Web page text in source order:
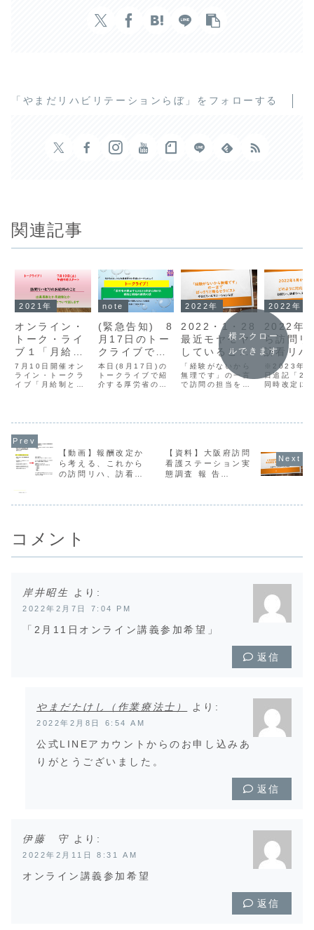
「やまだリハビリテーションらぼ」をフォローする
関連記事
2021年
オンライン・
トーク・ライ
ブ１「月給制
と出来高制」
訪問リハ系の
お給料のこと
7月10日開催オン
ライン・トークラ
イブ「月給制と出
note
(緊急告知) 8
月17日のトー
クライブで紹
介する厚労省
資料へのリン
ク
本日(8月17日)の
トークライブで紹
介する厚労省の資
連携のことトーク
ライブは終了しま
した動画は以下に
掲載しています。
2022年
2022・1・28
最近モヤモヤ
していること
「小児領域の
訪問のこと」
「経験がないから
無理です」の一言
で訪問の担当を断
2022年
2022年4
ら訪問リ
訪看リハ
所リハの
が始まり
ね
※2023年3
日追記「
同時改定に
リハビリテ
ンの在り方
ここから本
横スクロー
ルできます
【動画】報酬改定か
ら考える、これから
の訪問リハ、訪看リ
【資料】大阪府訪問
看護ステーション実
態調査 報 告
コメント
岸井昭生 より:
2022年2月7日 7:04 PM
「2月11日オンライン講義参加希望」
返信
やまだたけし（作業療法士） より:
2022年2月8日 6:54 AM
公式LINEアカウントからのお申し込みあ
りがとうございました。
返信
伊藤 守 より:
2022年2月11日 8:31 AM
オンライン講義参加希望
返信